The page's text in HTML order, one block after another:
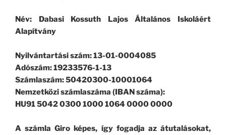
Név: Dabasi Kossuth Lajos Általános Iskoláért
Alapítvány
Nyilvántartási szám: 13-01-0004085
Adószám: 19233576-1-13
Számlaszám: 50420300-10001064
Nemzetközi számlaszáma (IBAN száma):
HU91 5042 0300 1000 1064 0000 0000
A számla Giro képes, így fogadja az átutalásokat,